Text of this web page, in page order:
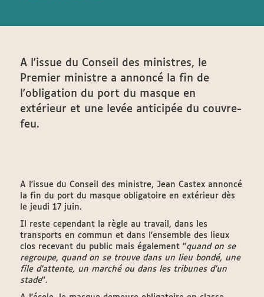
A l'issue du Conseil des ministres, le
Premier ministre a annoncé la fin de
l'obligation du port du masque en
extérieur et une levée anticipée du couvre-
feu.
A l'issue du Conseil des ministre, Jean Castex annoncé
la fin du port du masque obligatoire en extérieur dès
le jeudi 17 juin.
Il reste cependant la règle au travail, dans les
transports en commun et dans l'ensemble des lieux
clos recevant du public mais également "quand on se
regroupe, quand on se trouve dans un lieu bondé, une
file d'attente, un marché ou dans les tribunes d'un
stade".